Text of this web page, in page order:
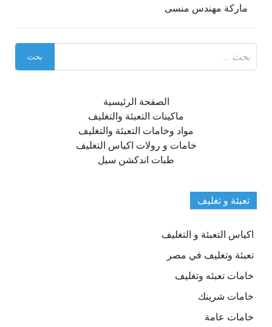
ماركة مهندس منسى
عن:
الصفحة الرئيسية
ماكينات التعبئة والتغليف
مواد وخامات التعبئة والتغليف
خامات و رولات اكياس التغليف
طبات اندكشن سيل
تعبئة و تغليف
اكياس التعبئة و التغليف
تعبئة وتغليف في مصر
خامات تعبئه وتغليف
خامات شرينك
خامات عامة